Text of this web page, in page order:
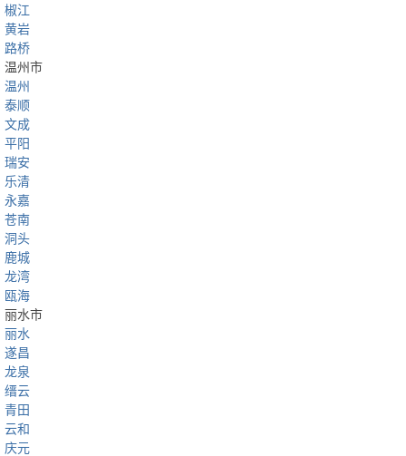
椒江
黄岩
路桥
温州市
温州
泰顺
文成
平阳
瑞安
乐清
永嘉
苍南
洞头
鹿城
龙湾
瓯海
丽水市
丽水
遂昌
龙泉
缙云
青田
云和
庆元